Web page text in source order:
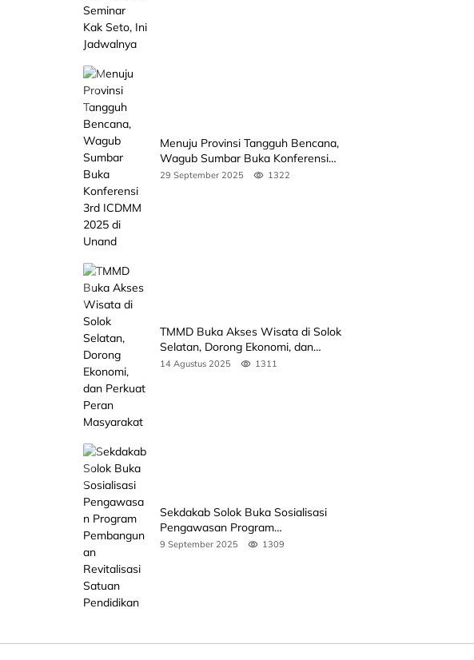
Menuju Provinsi Tangguh Bencana,
Wagub Sumbar Buka Konferensi
3rd ICDMM 2025 di Unand
29 September 2025 1322
TMMD Buka Akses Wisata di Solok
Selatan, Dorong Ekonomi, dan
Perkuat Peran Masyarakat
14 Agustus 2025 1311
Sekdakab Solok Buka Sosialisasi
Pengawasan Program
Pembangunan Revitalisasi Satuan
9 September 2025 1309